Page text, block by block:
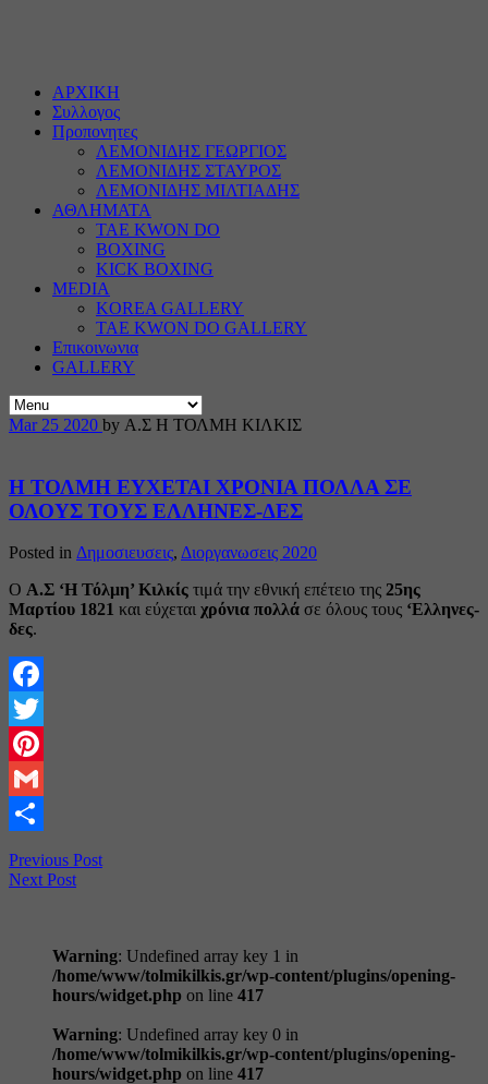
ΑΡΧΙΚΗ
Συλλογος
Προπονητες
ΛΕΜΟΝΙΔΗΣ ΓΕΩΡΓΙΟΣ
ΛΕΜΟΝΙΔΗΣ ΣΤΑΥΡΟΣ
ΛΕΜΟΝΙΔΗΣ ΜΙΛΤΙΑΔΗΣ
ΑΘΛΗΜΑΤΑ
TAE KWON DO
BOXING
KICK BOXING
MEDIA
KOREA GALLERY
TAE KWON DO GALLERY
Επικοινωνια
GALLERY
Mar 25 2020 by Α.Σ Η ΤΟΛΜΗ ΚΙΛΚΙΣ
Η ΤΟΛΜΗ ΕΥΧΕΤΑΙ ΧΡΟΝΙΑ ΠΟΛΛΑ ΣΕ
ΟΛΟΥΣ ΤΟΥΣ ΕΛΛΗΝΕΣ-ΔΕΣ
Posted in Δημοσιευσεις, Διοργανωσεις 2020
Ο Α.Σ ‘Η Τόλμη’ Κιλκίς τιμά την εθνική επέτειο της 25ης
Μαρτίου 1821 και εύχεται χρόνια πολλά σε όλους τους ‘Ελληνες-
δες.
Facebook
Twitter
Pinterest
Gmail
Previous Post
Next Post
Warning: Undefined array key 1 in
/home/www/tolmikilkis.gr/wp-content/plugins/opening-
hours/widget.php on line 417
Warning: Undefined array key 0 in
/home/www/tolmikilkis.gr/wp-content/plugins/opening-
hours/widget.php on line 417